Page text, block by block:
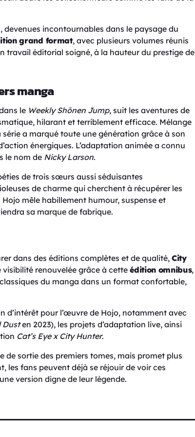
incontournables dans le paysage du
grand format, avec plusieurs volumes réunis
travail éditorial soigné, à la hauteur du prestige de
manga
le Weekly Shōnen Jump, suit les aventures de
hilarant et terriblement efficace. Mélange
a marqué toute une génération grâce à son
énergiques. L’adaptation animée a connu
le nom de Nicky Larson.
de trois sœurs aussi séduisantes
de charme qui cherchent à récupérer les
mêle habillement humour, suspense et
sa marque de fabrique.
dans des éditions complètes et de qualité, City
renouvelée grâce à cetteédition omnibus,
du manga dans un format confortable,
d’intérêt pour l’œuvre de Hojo, notamment avec
Dusten 2023), les projets d’adaptation live, ainsi
Cat’s Eye x City Hunter.
de sortie des premiers tomes, mais promet plus
les fans peuvent déjà se réjouir de voir ces
version digne de leur légende.